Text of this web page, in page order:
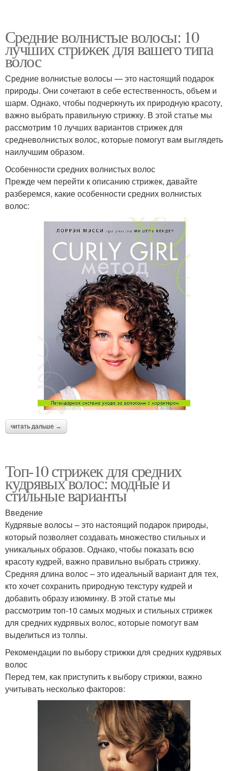
Средние волнистые волосы: 10
лучших стрижек для вашего типа
волос
Средние волнистые волосы — это настоящий подарок
природы. Они сочетают в себе естественность, объем и
шарм. Однако, чтобы подчеркнуть их природную красоту,
важно выбрать правильную стрижку. В этой статье мы
рассмотрим 10 лучших вариантов стрижек для
средневолнистых волос, которые помогут вам выглядеть
наилучшим образом.
Особенности средних волнистых волос
Прежде чем перейти к описанию стрижек, давайте
разберемся, какие особенности средних волнистых
волос:
читать дальше →
Топ-10 стрижек для средних
кудрявых волос: модные и
стильные варианты
Введение
Кудрявые волосы – это настоящий подарок природы,
который позволяет создавать множество стильных и
уникальных образов. Однако, чтобы показать всю
красоту кудрей, важно правильно выбрать стрижку.
Средняя длина волос – это идеальный вариант для тех,
кто хочет сохранить природную текстуру кудрей и
добавить образу изюминку. В этой статье мы
рассмотрим топ-10 самых модных и стильных стрижек
для средних кудрявых волос, которые помогут вам
выделиться из толпы.
Рекомендации по выбору стрижки для средних кудрявых
волос
Перед тем, как приступить к выбору стрижки, важно
учитывать несколько факторов: